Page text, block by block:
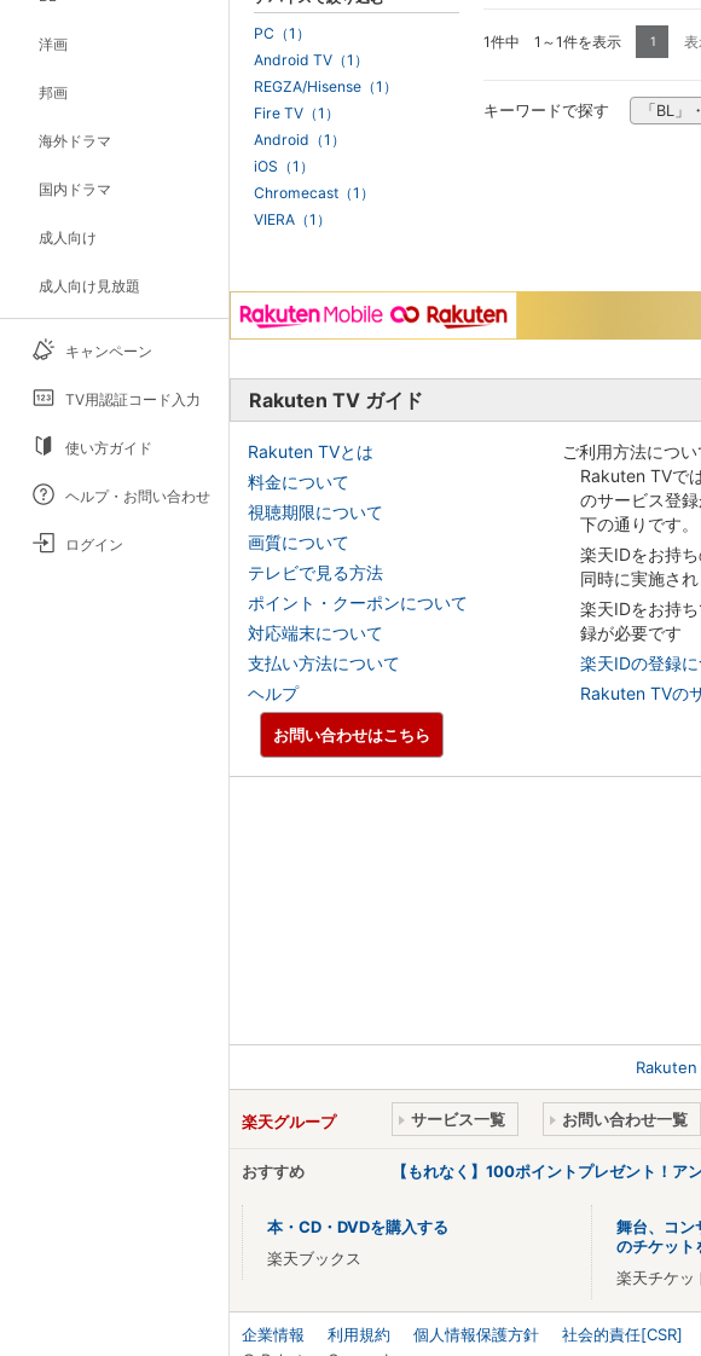
洋画
邦画
海外ドラマ
国内ドラマ
成人向け
成人向け見放題
キャンペーン
TV用認証コード入力
使い方ガイド
ヘルプ・お問い合わせ
ログイン
1件中 1～1件を表示 1 表
キーワードで探す 「BL
PC（1）
Android TV（1）
REGZA/Hisense（1）
Fire TV（1）
Android（1）
iOS（1）
Chromecast（1）
VIERA（1）
Rakuten TV ガイド
Rakuten TVとは
料金について
視聴期限について
画質について
テレビで見る方法
ポイント・クーポンについて
対応端末について
支払い方法について
ヘルプ
ご利用方法につい
Rakuten TVで
のサービス登
下の通りです。
楽天IDをお持
同時に実施さ
楽天IDをお持
録が必要です
楽天IDの登録
Rakuten TVの
お問い合わせはこちら
楽天グループ サービス一覧 お問い合わせ一覧
おすすめ 【もれなく】100ポイントプレゼント！
本・CD・DVDを購入する
楽天ブックス
舞台、コン
のチケット
楽天チケッ
企業情報 利用規約 個人情報保護方針 社会的責任[CSR]